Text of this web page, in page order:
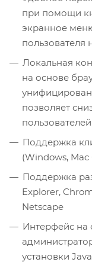
при помощи
экранное
пользователя
Локальная
на основе
позволяет
Поддержка
(Windows, Mac
Поддержка
Explorer,
Netscape
Интерфейс на
установки Java